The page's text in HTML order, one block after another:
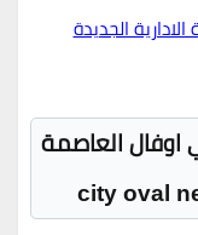
الجديدة
اوفال العاصمة